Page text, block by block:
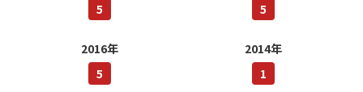
5
5
2016年
5
2014年
1